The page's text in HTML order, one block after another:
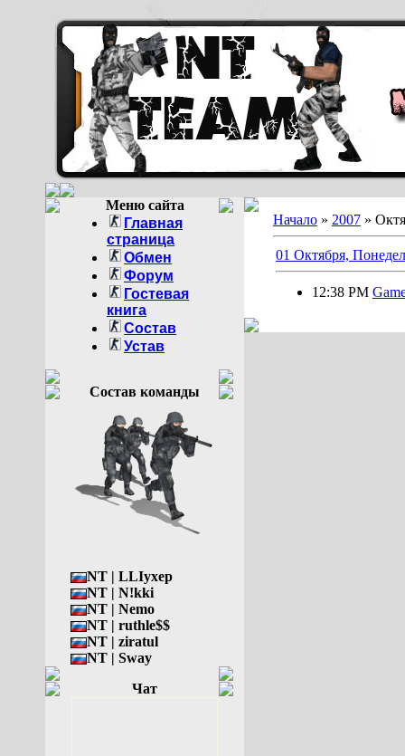
Меню сайта
Главная
страница
Обмен
Форум
Гостевая
книга
Состав
Устав
Состав команды
NT | LLIyxep
NT | N!kki
NT | Nemo
NT | ruthle$$
NT | ziratul
NT | Sway
Чат
Начало » 2007 »
01 Октября,
12:38 PM